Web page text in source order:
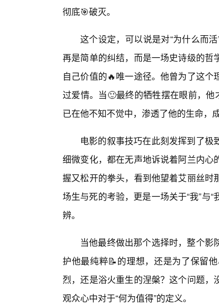
彻底🎯破灭。
这个设定，可以说是对“为什么而
再是简单的纠结，而是一场史诗级的
自己价值的🔥唯一途径。他曾为了这
过爱情。当🙂最终的牺牲摆在眼前，
已在他不知不觉中，渗透了他的生命，
电影的叙事技巧在此刻发挥到了
细微变化，都在无声地诉说着阿兰内
握又松开的拳头，看到他望着艾丽丝
场生与死的考验，更是一场关于“我”与“
辨。
当他最终做出那个选择时，整个
护他最纯粹📝的理想，还是为了保留
烈，还是浴火重生的涅槃？这个问题
观众心中对于“何为值得”的定义。